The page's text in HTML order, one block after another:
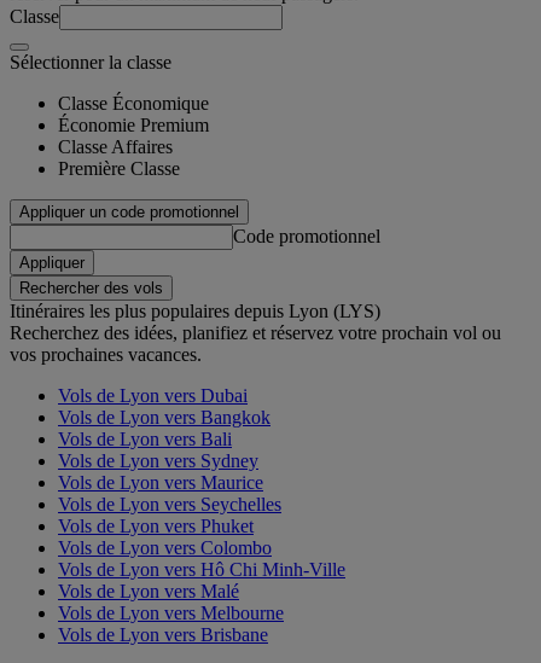
Classe
Sélectionner la classe
Classe Économique
Économie Premium
Classe Affaires
Première Classe
Appliquer un code promotionnel
Code promotionnel
Appliquer
Rechercher des vols
Itinéraires les plus populaires depuis Lyon (LYS)
Recherchez des idées, planifiez et réservez votre prochain vol ou
vos prochaines vacances.
Vols de Lyon vers Dubai
Vols de Lyon vers Bangkok
Vols de Lyon vers Bali
Vols de Lyon vers Sydney
Vols de Lyon vers Maurice
Vols de Lyon vers Seychelles
Vols de Lyon vers Phuket
Vols de Lyon vers Colombo
Vols de Lyon vers Hô Chi Minh-Ville
Vols de Lyon vers Malé
Vols de Lyon vers Melbourne
Vols de Lyon vers Brisbane